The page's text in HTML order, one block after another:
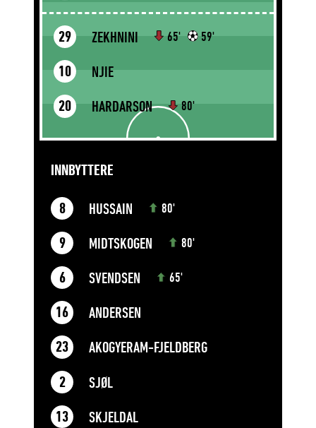
29 ZEKHNINI 65' 59'
10 NJIE
20 HARDARSON 80'
INNBYTTERE
8 HUSSAIN 80'
9 MIDTSKOGEN 80'
6 SVENDSEN 65'
16 ANDERSEN
23 AKOGYERAM-FJELDBERG
2 SJØL
13 SKJELDAL